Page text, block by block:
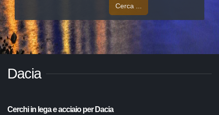
Cerca ...
Dacia
Cerchi in lega e acciaio per Dacia